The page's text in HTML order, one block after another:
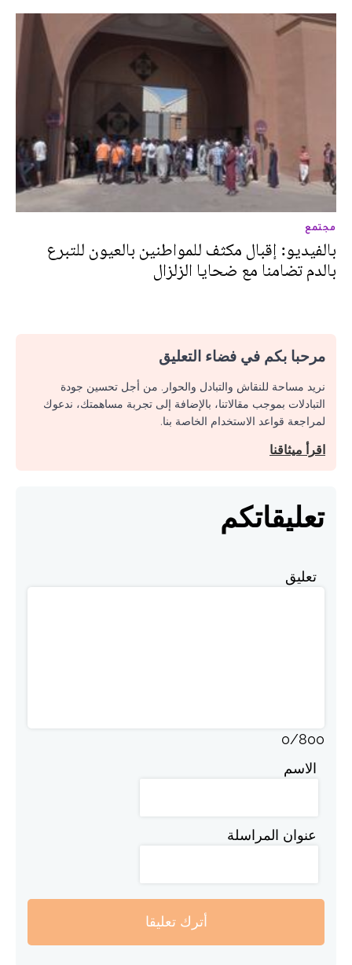
مجتمع
بالفيديو: إقبال مكثف للمواطنين بالعيون للتبرع
بالدم تضامنا مع ضحايا الزلزال
مرحبا بكم في فضاء التعليق
نريد مساحة للنقاش والتبادل والحوار. من أجل تحسين جودة
التبادلات بموجب مقالاتنا، بالإضافة إلى تجربة مساهمتك، ندعوك
لمراجعة قواعد الاستخدام الخاصة بنا.
اقرأ ميثاقنا
تعليقاتكم
تعليق
0/800
الاسم
عنوان المراسلة
أترك تعليقا